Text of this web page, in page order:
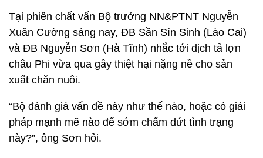
Tại phiên chất vấn Bộ trưởng NN&PTNT Nguyễn
Xuân Cường sáng nay, ĐB Sần Sín Sỉnh (Lào Cai)
và ĐB Nguyễn Sơn (Hà Tĩnh) nhắc tới dịch tả lợn
châu Phi vừa qua gây thiệt hại nặng nề cho sản
xuất chăn nuôi.
“Bộ đánh giá vấn đề này như thế nào, hoặc có giải
pháp mạnh mẽ nào để sớm chấm dứt tình trạng
này?”, ông Sơn hỏi.